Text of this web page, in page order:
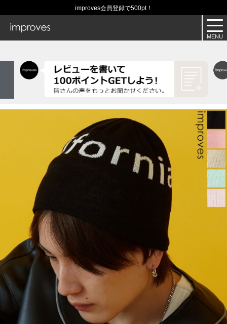
improves会員登録で500pt！